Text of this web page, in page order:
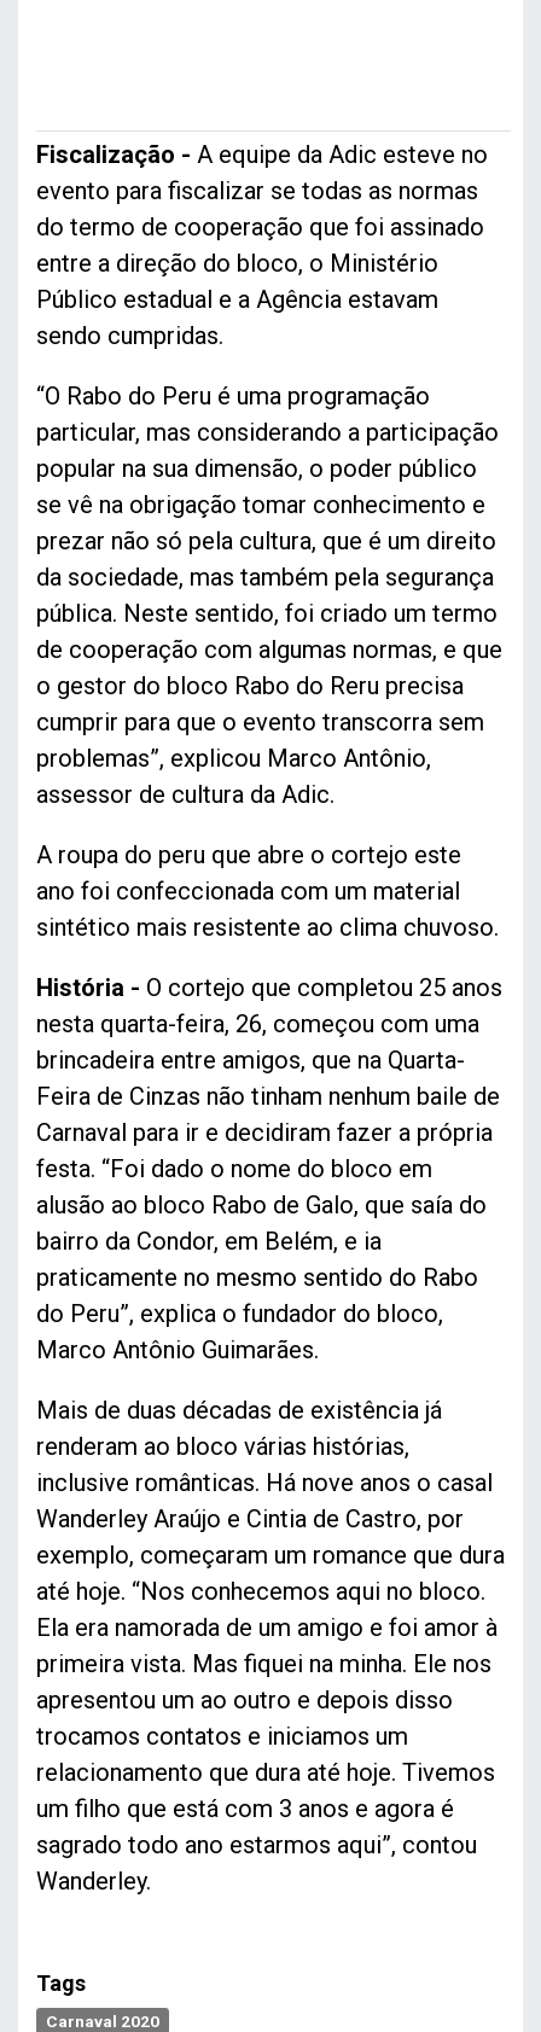
Fiscalização - A equipe da Adic esteve no
evento para fiscalizar se todas as normas
do termo de cooperação que foi assinado
entre a direção do bloco, o Ministério
Público estadual e a Agência estavam
sendo cumpridas.
“O Rabo do Peru é uma programação
particular, mas considerando a participação
popular na sua dimensão, o poder público
se vê na obrigação tomar conhecimento e
prezar não só pela cultura, que é um direito
da sociedade, mas também pela segurança
pública. Neste sentido, foi criado um termo
de cooperação com algumas normas, e que
o gestor do bloco Rabo do Reru precisa
cumprir para que o evento transcorra sem
problemas”, explicou Marco Antônio,
assessor de cultura da Adic.
A roupa do peru que abre o cortejo este
ano foi confeccionada com um material
sintético mais resistente ao clima chuvoso.
História - O cortejo que completou 25 anos
nesta quarta-feira, 26, começou com uma
brincadeira entre amigos, que na Quarta-
Feira de Cinzas não tinham nenhum baile de
Carnaval para ir e decidiram fazer a própria
festa. “Foi dado o nome do bloco em
alusão ao bloco Rabo de Galo, que saía do
bairro da Condor, em Belém, e ia
praticamente no mesmo sentido do Rabo
do Peru”, explica o fundador do bloco,
Marco Antônio Guimarães.
Mais de duas décadas de existência já
renderam ao bloco várias histórias,
inclusive românticas. Há nove anos o casal
Wanderley Araújo e Cintia de Castro, por
exemplo, começaram um romance que dura
até hoje. “Nos conhecemos aqui no bloco.
Ela era namorada de um amigo e foi amor à
primeira vista. Mas fiquei na minha. Ele nos
apresentou um ao outro e depois disso
trocamos contatos e iniciamos um
relacionamento que dura até hoje. Tivemos
um filho que está com 3 anos e agora é
sagrado todo ano estarmos aqui”, contou
Wanderley.
Tags
Carnaval 2020